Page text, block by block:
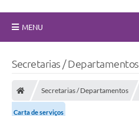
MENU
Secretarias / Departamentos
Secretarias / Departamentos
Carta de serviços